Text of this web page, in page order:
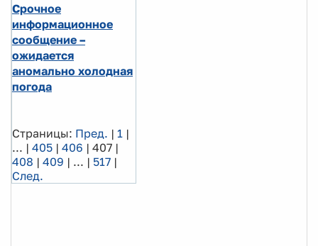
Срочное
информационное
сообщение –
ожидается
аномально холодная
погода
Страницы: Пред. | 1 |
... | 405 | 406 | 407 |
408 | 409 | ... | 517 |
След.